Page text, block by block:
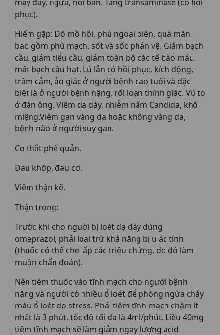
mày đay, ngứa, nổi ban. Tăng transaminase (có hồi
phục).
Hiếm gặp: Đổ mồ hôi, phù ngoại biên, quá mẫn
bao gồm phù mạch, sốt và sốc phản vệ. Giảm bạch
cầu, giảm tiểu cầu, giảm toàn bộ các tế bào máu,
mất bạch cầu hạt. Lú lẫn có hồi phục, kích động,
trầm cảm, ảo giác ở người bệnh cao tuổi và đặc
biệt là ở người bệnh nặng, rối loạn thính giác. Vú to
ở đàn ông. Viêm dạ dày, nhiễm nấm Candida, khô
miệng.Viêm gan vàng da hoặc không vàng da,
bệnh não ở người suy gan.
Co thắt phế quản.
Đau khớp, đau cơ.
Viêm thận kẽ.
Thận trọng:
Trước khi cho người bị loét dạ dày dùng
omeprazol, phải loại trừ khả năng bị u ác tính
(thuốc có thể che lấp các triệu chứng, do đó làm
muộn chẩn đoán).
Nên tiêm thuốc vào tĩnh mạch cho người bệnh
nặng và người có nhiều ổ loét để phòng ngừa chảy
máu ổ loét do stress. Phải tiêm tĩnh mạch chậm ít
nhất là 3 phút, tốc độ tối đa là 4ml/phút. Liều 40mg
tiêm tĩnh mạch sẽ làm giảm ngay lượng acid